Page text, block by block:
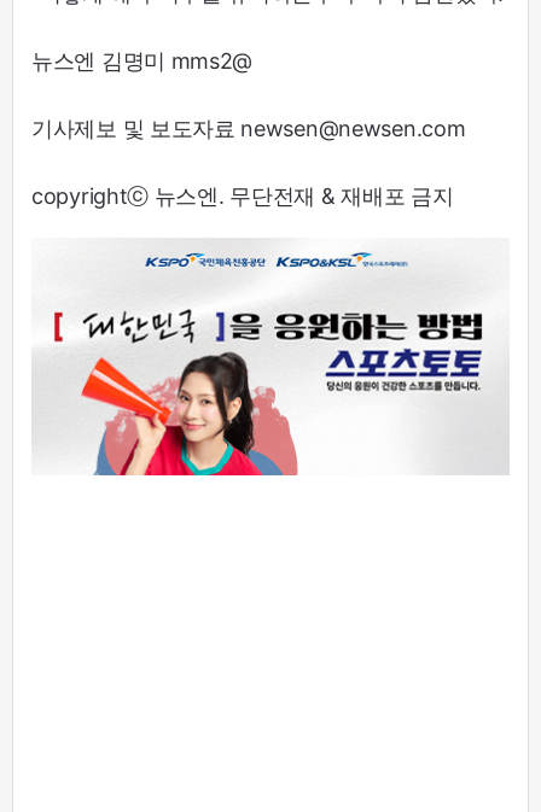
뉴스엔 김명미 mms2@
기사제보 및 보도자료 newsen@newsen.com
copyrightⓒ 뉴스엔. 무단전재 & 재배포 금지